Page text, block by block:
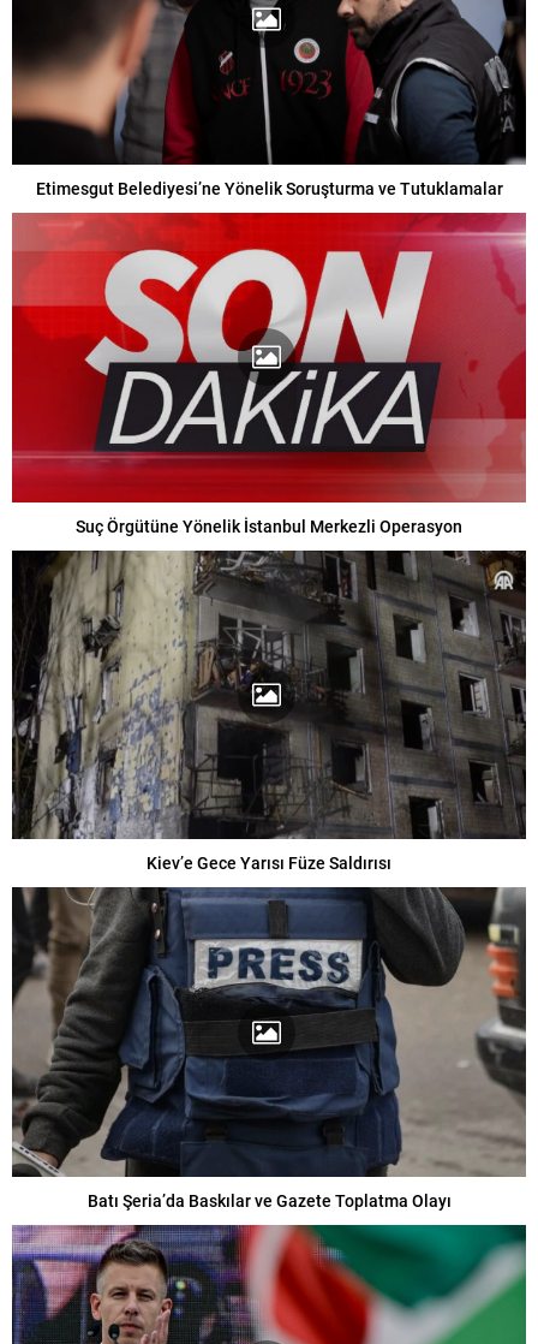
Etimesgut Belediyesi’ne Yönelik Soruşturma ve Tutuklamalar
Suç Örgütüne Yönelik İstanbul Merkezli Operasyon
Kiev’e Gece Yarısı Füze Saldırısı
Batı Şeria’da Baskılar ve Gazete Toplatma Olayı